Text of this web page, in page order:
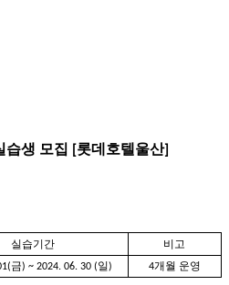
습생 모집 [롯데호텔울산]
실습기간 비고
금) ~ 2024. 06. 30(일) 4개월 운영